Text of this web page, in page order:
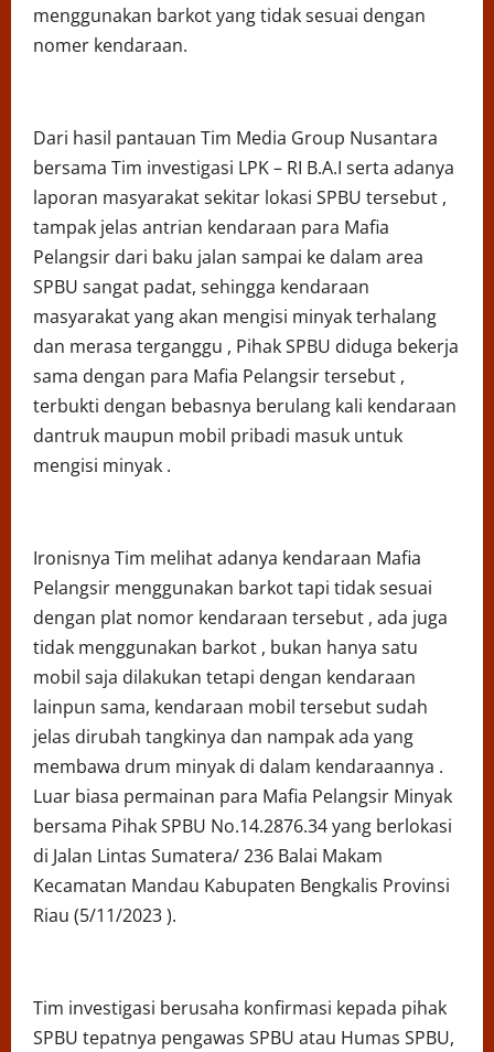
menggunakan barkot yang tidak sesuai dengan
nomer kendaraan.
Dari hasil pantauan Tim Media Group Nusantara
bersama Tim investigasi LPK – RI B.A.I serta adanya
laporan masyarakat sekitar lokasi SPBU tersebut ,
tampak jelas antrian kendaraan para Mafia
Pelangsir dari baku jalan sampai ke dalam area
SPBU sangat padat, sehingga kendaraan
masyarakat yang akan mengisi minyak terhalang
dan merasa terganggu , Pihak SPBU diduga bekerja
sama dengan para Mafia Pelangsir tersebut ,
terbukti dengan bebasnya berulang kali kendaraan
dantruk maupun mobil pribadi masuk untuk
mengisi minyak .
Ironisnya Tim melihat adanya kendaraan Mafia
Pelangsir menggunakan barkot tapi tidak sesuai
dengan plat nomor kendaraan tersebut , ada juga
tidak menggunakan barkot , bukan hanya satu
mobil saja dilakukan tetapi dengan kendaraan
lainpun sama, kendaraan mobil tersebut sudah
jelas dirubah tangkinya dan nampak ada yang
membawa drum minyak di dalam kendaraannya .
Luar biasa permainan para Mafia Pelangsir Minyak
bersama Pihak SPBU No.14.2876.34 yang berlokasi
di Jalan Lintas Sumatera/ 236 Balai Makam
Kecamatan Mandau Kabupaten Bengkalis Provinsi
Riau (5/11/2023 ).
Tim investigasi berusaha konfirmasi kepada pihak
SPBU tepatnya pengawas SPBU atau Humas SPBU,